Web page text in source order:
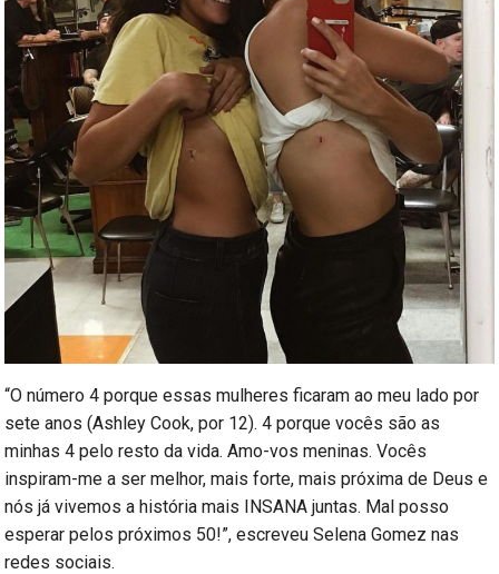
“O número 4 porque essas mulheres ficaram ao meu lado por
sete anos (Ashley Cook, por 12). 4 porque vocês são as
minhas 4 pelo resto da vida. Amo-vos meninas. Vocês
inspiram-me a ser melhor, mais forte, mais próxima de Deus e
nós já vivemos a história mais INSANA juntas. Mal posso
esperar pelos próximos 50!”, escreveu Selena Gomez nas
redes sociais.